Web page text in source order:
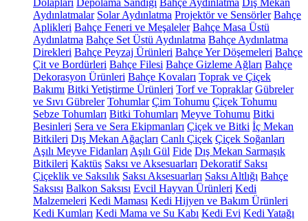
Dolapları Depolama Sandığı Bahçe Aydınlatma Dış Mekan
Aydınlatmalar Solar Aydınlatma Projektör ve Sensörler Bahçe
Aplikleri Bahçe Feneri ve Meşaleler Bahçe Masa Üstü
Aydınlatma Bahçe Set Üstü Aydınlatma Bahçe Aydınlatma
Direkleri Bahçe Peyzaj Ürünleri Bahçe Yer Döşemeleri Bahçe
Çit ve Bordürleri Bahçe Filesi Bahçe Gizleme Ağları Bahçe
Dekorasyon Ürünleri Bahçe Kovaları Toprak ve Çiçek
Bakımı Bitki Yetiştirme Ürünleri Torf ve Topraklar Gübreler
ve Sıvı Gübreler Tohumlar Çim Tohumu Çiçek Tohumu
Sebze Tohumları Bitki Tohumları Meyve Tohumu Bitki
Besinleri Sera ve Sera Ekipmanları Çiçek ve Bitki İç Mekan
Bitkileri Dış Mekan Ağaçları Canlı Çiçek Çiçek Soğanları
Aşılı Meyve Fidanları Aşılı Gül Fide Dış Mekan Sarmaşık
Bitkileri Kaktüs Saksı ve Aksesuarları Dekoratif Saksı
Çiçeklik ve Saksılık Saksı Aksesuarları Saksı Altlığı Bahçe
Saksısı Balkon Saksısı Evcil Hayvan Ürünleri Kedi
Malzemeleri Kedi Maması Kedi Hijyen ve Bakım Ürünleri
Kedi Kumları Kedi Mama ve Su Kabı Kedi Evi Kedi Yatağı